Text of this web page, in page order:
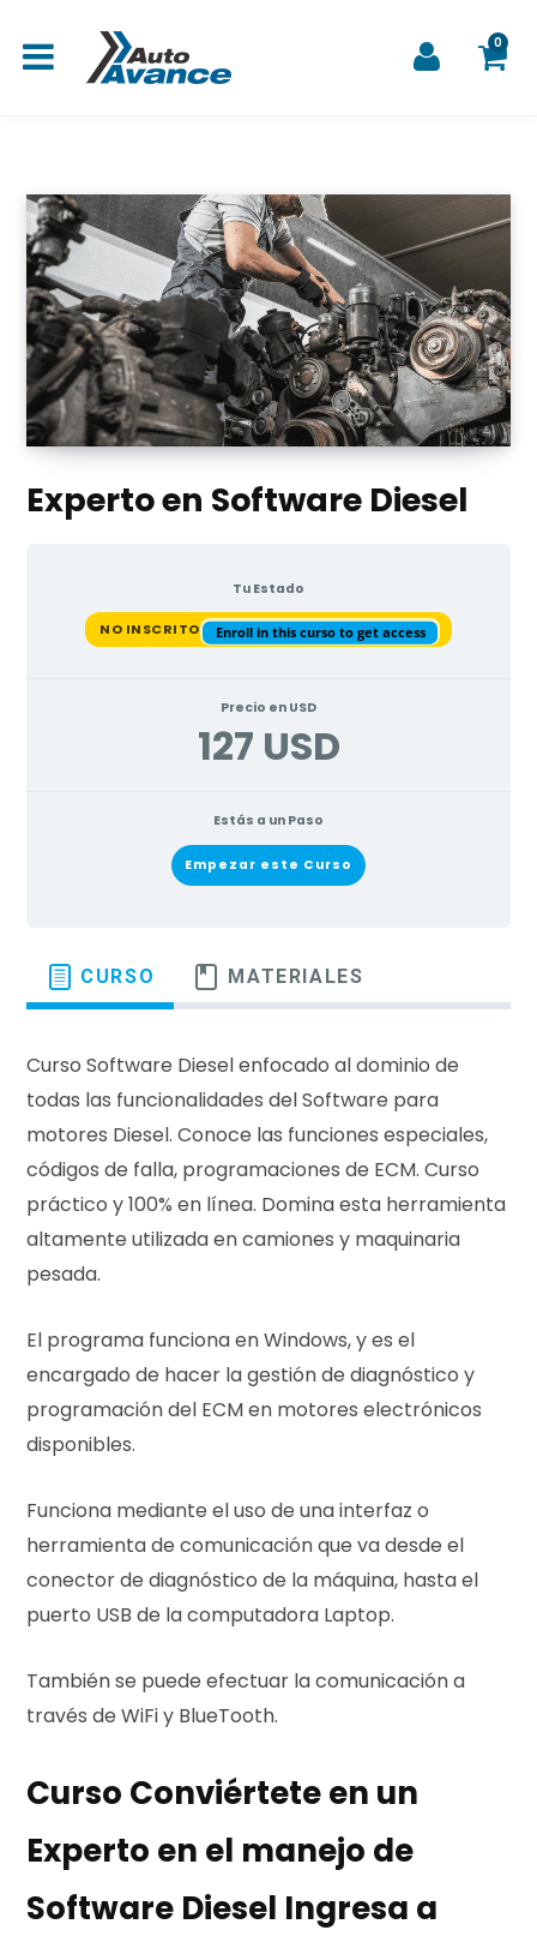
0
a
r
c
Experto en Software Diesel
Tu Estado
NO INSCRITO Enroll in this curso to get access
Precio en USD
127 USD
Estás a un Paso
Empezar este Curso
CURSO MATERIALES
Curso Software Diesel enfocado al dominio de
todas las funcionalidades del Software para
motores Diesel. Conoce las funciones especiales,
códigos de falla, programaciones de ECM. Curso
práctico y 100% en línea. Domina esta herramienta
altamente utilizada en camiones y maquinaria
pesada.
El programa funciona en Windows, y es el
encargado de hacer la gestión de diagnóstico y
programación del ECM en motores electrónicos
disponibles.
Funciona mediante el uso de una interfaz o
herramienta de comunicación que va desde el
conector de diagnóstico de la máquina, hasta el
puerto USB de la computadora Laptop.
También se puede efectuar la comunicación a
través de WiFi y BlueTooth.
Curso Conviértete en un
Experto en el manejo de
Software Diesel Ingresa a